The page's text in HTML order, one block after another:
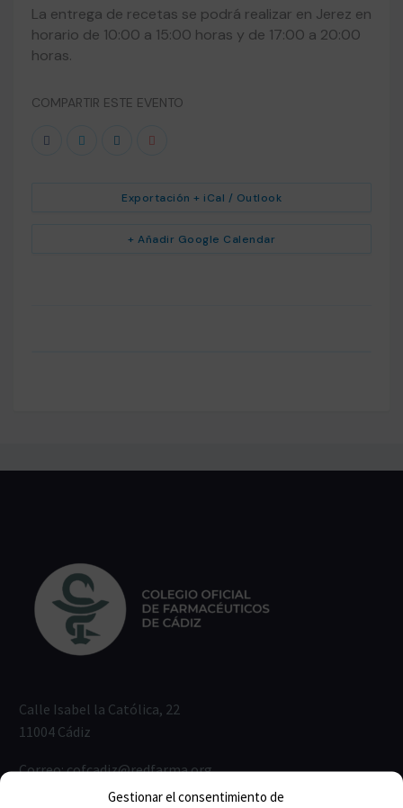
Gestionar el consentimiento de
La entrega de recetas se podrá realizar en Jerez en
horario de 10:00 a 15:00 horas y de 17:00 a 20:00
horas.
COMPARTIR ESTE EVENTO
+ Añadir Google Calendar
Exportación + iCal / Outlook
Calle Isabel la Católica, 22
11004 Cádiz
Correo:cofcadiz@redfarma.org